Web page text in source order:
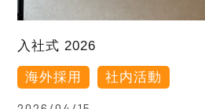
入社式 2026
海外採用 社内活動